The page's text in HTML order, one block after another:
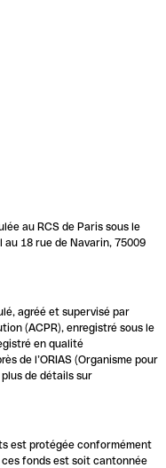
au RCS de Paris sous le
au 18 rue de Navarin, 75009
agréé et supervisé par
(ACPR), enregistré sous le
en qualité
de l’ORIAS (Organisme pour
de détails sur
est protégée conformément
fonds est soit cantonnée